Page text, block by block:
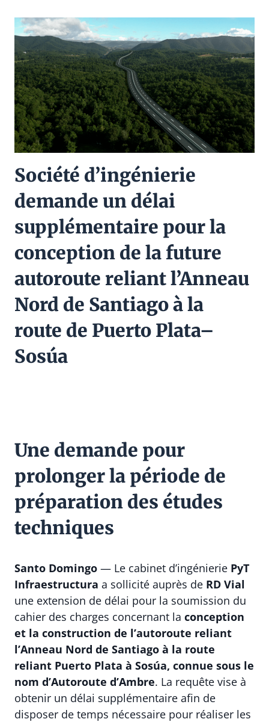
Société d’ingénierie
demande un délai
supplémentaire pour la
conception de la future
autoroute reliant l’Anneau
Nord de Santiago à la
route de Puerto Plata–
Sosúa
Une demande pour
prolonger la période de
préparation des études
techniques
Santo Domingo — Le cabinet d’ingénierie PyT
Infraestructura a sollicité auprès de RD Vial
une extension de délai pour la soumission du
cahier des charges concernant la conception
et la construction de l’autoroute reliant
l’Anneau Nord de Santiago à la route
reliant Puerto Plata à Sosúa, connue sous le
nom d’Autoroute d’Ambre. La requête vise à
obtenir un délai supplémentaire afin de
disposer de temps nécessaire pour réaliser les